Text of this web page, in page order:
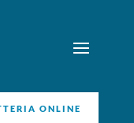
ONLINE